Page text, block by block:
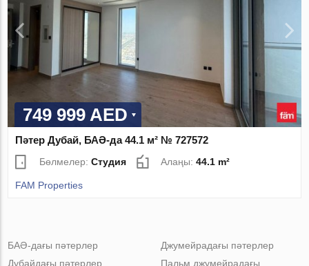
749 999 AED
Пәтер Дубай, БАӘ-да 44.1 м² № 727572
Бөлмелер:Студия Алаңы:44.1 m²
FAM Properties
БАӘ-дағы пәтерлер
Дубайдағы пәтерлер
Джумейрадағы пәтерлер
Пальм джумейрадағы